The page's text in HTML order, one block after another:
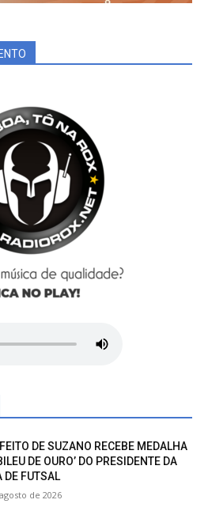
DE SUZANO RECEBE MEDALHA
DE OURO’ DO PRESIDENTE DA
DE FUTSAL
de 2026